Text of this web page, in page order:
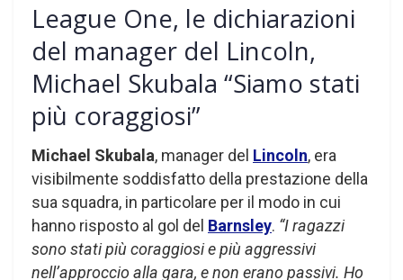
League One, le dichiarazioni
del manager del Lincoln,
Michael Skubala “Siamo stati
più coraggiosi”
Michael Skubala, manager del Lincoln, era
visibilmente soddisfatto della prestazione della
sua squadra, in particolare per il modo in cui
hanno risposto al gol del Barnsley. “I ragazzi
sono stati più coraggiosi e più aggressivi
nell’approccio alla gara, e non erano passivi. Ho